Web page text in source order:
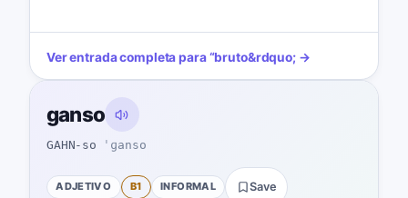
Ver entrada completa para“bruto&rdquo; →
ganso
GAHN-so ˈɡanso
ADJETIVO B1 INFORMAL Save